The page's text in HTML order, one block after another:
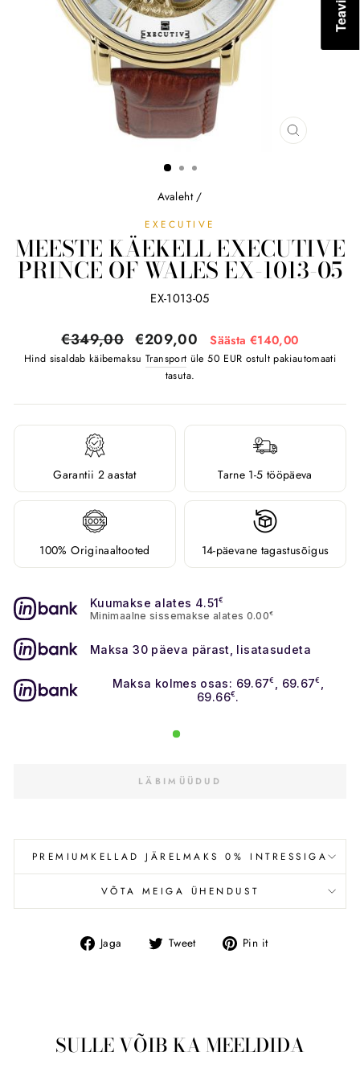
SULGE
Avaleht /
EXECUTIVE
MEESTE KÄEKELL EXECUTIVE
PRINCE OF WALES EX-1013-05
EX-1013-05
Tavahind
€349,00 Soodushind
€209,00 Säästa €140,00
Hind sisaldab käibemaksuTransport üle 50 EUR ostult pakiautomaati
tasuta.
Garantii 2 aastat Tarne 1-5 tööpäeva
100% Originaaltooted 14-päevane tagastusõigus
Kuumakse alates 4.51€
Minimaalne sissemakse alates 0.00€
Maksa 30 päeva pärast, lisatasudeta
Maksa kolmes osas: 69.67€ , 69.67€
69.66€ .
LÄBIMÜÜDUD
PREMIUMKELLAD JÄRELMAKS 0% INTRESSIGA
VÕTA MEIGA ÜHENDUST
Jaga
Jaga
Tweet Tweet Pin it
SULLE VÕIB KA MEELDIDA